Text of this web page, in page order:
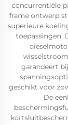
concurrentiële
frame ontwerp
superieure
toepassingen.
garandeert
geschikt voor
De